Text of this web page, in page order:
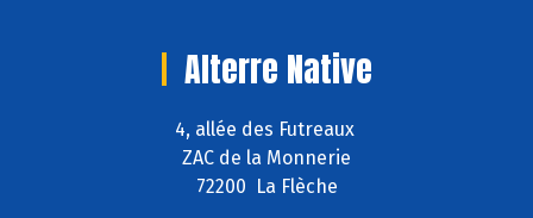
Alterre Native
4, allée des Futreaux
ZAC de la Monnerie
72200 La Flèche